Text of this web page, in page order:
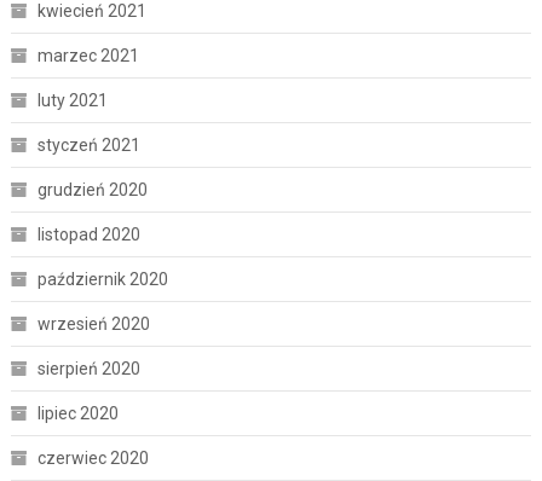
kwiecień 2021
marzec 2021
luty 2021
styczeń 2021
grudzień 2020
listopad 2020
październik 2020
wrzesień 2020
sierpień 2020
lipiec 2020
czerwiec 2020